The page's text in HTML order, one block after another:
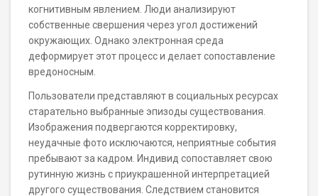
когнитивным явлением. Люди анализируют
собственные свершения через угол достижений
окружающих. Однако электронная среда
деформирует этот процесс и делает сопоставление
вредоносным.
Пользователи представляют в социальных ресурсах
старательно выбранные эпизоды существования.
Изображения подвергаются корректировку,
неудачные фото исключаются, неприятные события
пребывают за кадром. Индивид сопоставляет свою
рутинную жизнь с приукрашенной интерпретацией
другого существования. Следствием становится